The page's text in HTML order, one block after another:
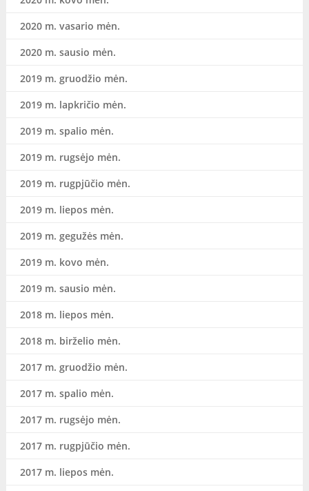
2020 m. vasario mėn.
2020 m. sausio mėn.
2019 m. gruodžio mėn.
2019 m. lapkričio mėn.
2019 m. spalio mėn.
2019 m. rugsėjo mėn.
2019 m. rugpjūčio mėn.
2019 m. liepos mėn.
2019 m. gegužės mėn.
2019 m. kovo mėn.
2019 m. sausio mėn.
2018 m. liepos mėn.
2018 m. birželio mėn.
2017 m. gruodžio mėn.
2017 m. spalio mėn.
2017 m. rugsėjo mėn.
2017 m. rugpjūčio mėn.
2017 m. liepos mėn.